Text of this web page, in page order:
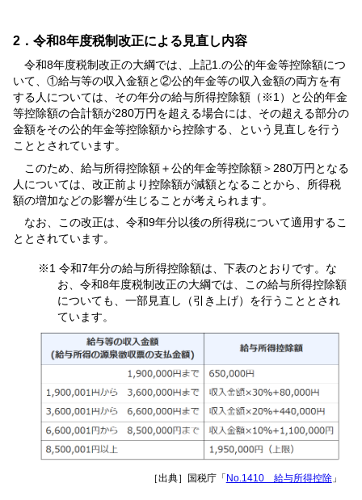
2．令和8年度税制改正による見直し内容
令和8年度税制改正の大綱では、上記1.の公的年金等控除額につ
いて、①給与等の収入金額と②公的年金等の収入金額の両方を有
する人については、その年分の給与所得控除額（※1）と公的年金
等控除額の合計額が280万円を超える場合には、その超える部分の
金額をその公的年金等控除額から控除する、という見直しを行う
こととされています。
このため、給与所得控除額＋公的年金等控除額＞280万円となる
人については、改正前より控除額が減額となることから、所得税
額の増加などの影響が生じることが考えられます。
なお、この改正は、令和9年分以後の所得税について適用するこ
ととされています。
※1 令和7年分の給与所得控除額は、下表のとおりです。な
お、令和8年度税制改正の大綱では、この給与所得控除額
についても、一部見直し（引き上げ）を行うこととされ
ています。
［出典］国税庁「 No.1410 給与所得控除」